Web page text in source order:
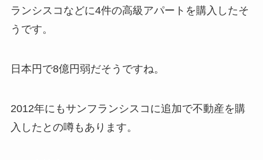
ランシスコなどに4件の高級アパートを購入したそ
うです。
日本円で8億円弱だそうですね。
2012年にもサンフランシスコに追加で不動産を購
入したとの噂もあります。